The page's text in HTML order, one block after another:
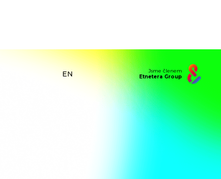
EN
Jsme členem
Etnetera Group